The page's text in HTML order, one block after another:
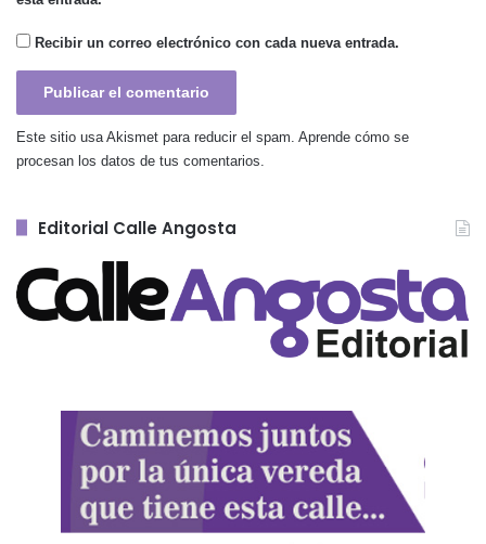
Recibir un correo electrónico con cada nueva entrada.
Este sitio usa Akismet para reducir el spam. Aprende cómo se
procesan los datos de tus comentarios.
Editorial Calle Angosta